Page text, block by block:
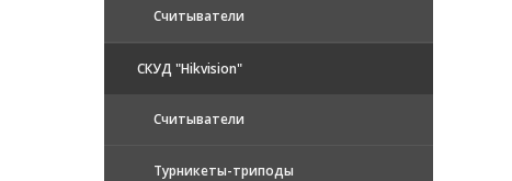
Считыватели
СКУД "Hikvision"
Считыватели
Турникеты-триподы